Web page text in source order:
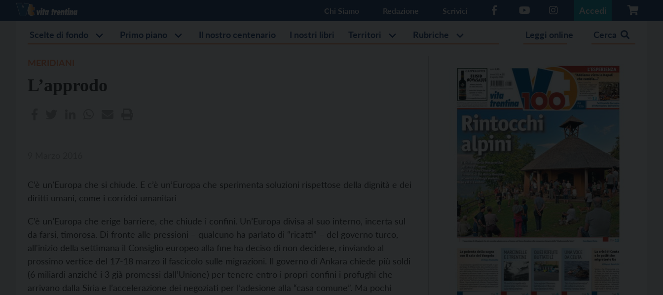
Chi Siamo Redazione Scrivici Accedi
Scelte di fondo Primo piano Il nostro centenario I nostri libri Territori Rubriche Leggi online Cerca
L’approdo
C’è un’Europa che si chiude. E c’è un’Europa che sperimenta soluzioni rispettose della dignità e dei
diritti umani, come i corridoi umanitari
C’è un’Europa che erige barriere, che chiude i confini. Un’Europa divisa al suo interno, incerta sul
da farsi, timorosa. Di fronte alle pressioni – qualcuno ha parlato di “ricatti” – del governo turco,
all'inizio della settimana il Consiglio europeo alla fine ha deciso di non decidere, rinviando al
prossimo vertice del 17-18 marzo il fascicolo sulle migrazioni. Il governo di Ankara chiede più soldi
(6 miliardi anziché i 3 già promessi dall’Unione) per tenere entro i propri confini i profughi che
arrivano dalla Siria e l’accelerazione dei negoziati per l’adesione alla “casa comune”. Ma pochi